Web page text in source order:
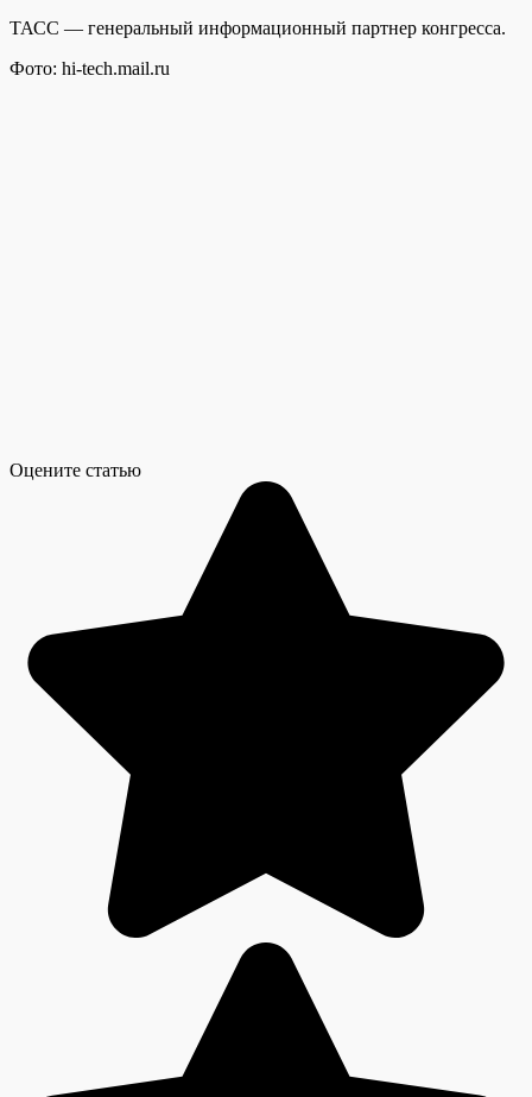
ТАСС — генеральный информационный партнер конгресса.
Фото: hi-tech.mail.ru
Оцените статью